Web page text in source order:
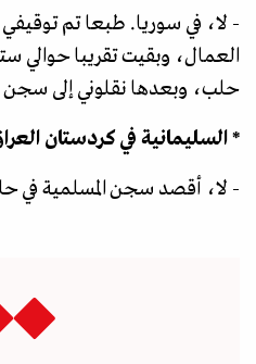
العمال، وبقيت تقريبا حوالي
حلب، وبعدها نقلوني إلى سجن
* السليمانية في كردستان
- لا، أقصد سجن المسلمية في